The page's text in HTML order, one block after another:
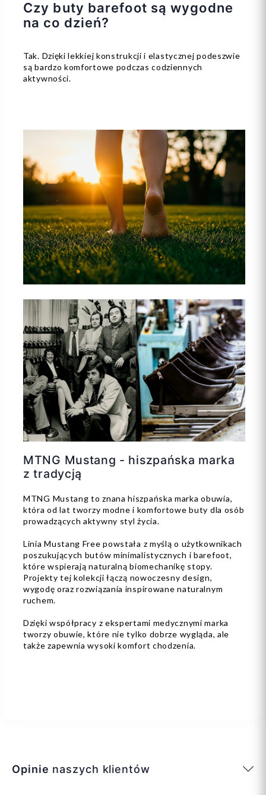
Czy buty barefoot są wygodne
na co dzień?
Tak. Dzięki lekkiej konstrukcji i elastycznej podeszwie
są bardzo komfortowe podczas codziennych
aktywności.
MTNG Mustang - hiszpańska marka
z tradycją
MTNG Mustang to znana hiszpańska marka obuwia,
która od lat tworzy modne i komfortowe buty dla osób
prowadzących aktywny styl życia.
Linia Mustang Free powstała z myślą o użytkownikach
poszukujących butów minimalistycznych i barefoot,
które wspierają naturalną biomechanikę stopy.
Projekty tej kolekcji łączą nowoczesny design,
wygodę oraz rozwiązania inspirowane naturalnym
ruchem.
Dzięki współpracy z ekspertami medycznymi marka
tworzy obuwie, które nie tylko dobrze wygląda, ale
także zapewnia wysoki komfort chodzenia.
Opinie naszych klientów